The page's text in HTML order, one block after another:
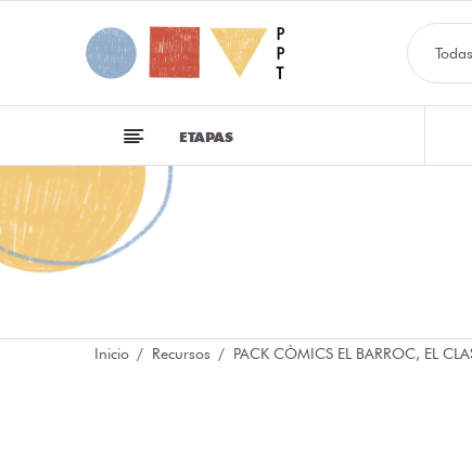
ETAPAS
Inicio Recursos PACK CÒMICS EL BARROC, EL